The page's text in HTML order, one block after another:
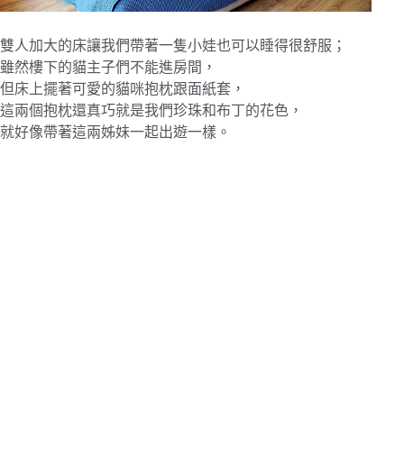
雙人加大的床讓我們帶著一隻小娃也可以睡得很舒服；
雖然樓下的貓主子們不能進房間，
但床上擺著可愛的貓咪抱枕跟面紙套，
這兩個抱枕還真巧就是我們珍珠和布丁的花色，
就好像帶著這兩姊妹一起出遊一樣。